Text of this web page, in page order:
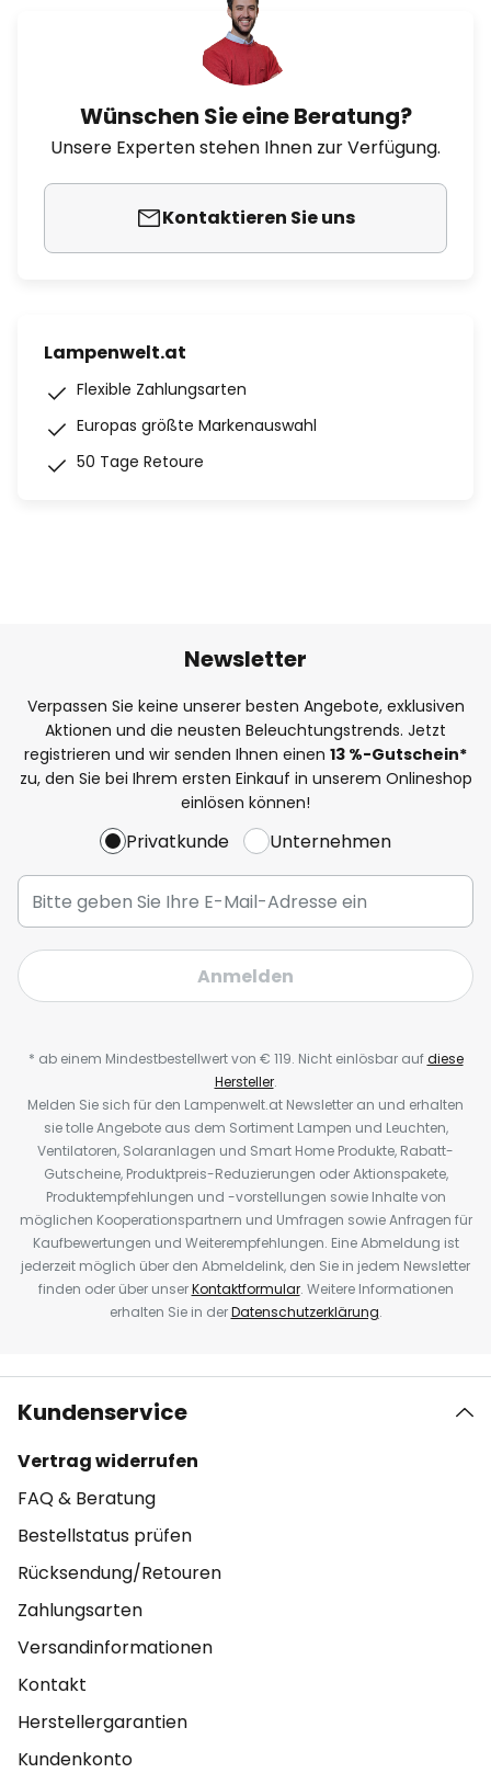
Wünschen Sie eine Beratung?
Unsere Experten stehen Ihnen zur Verfügung.
Kontaktieren Sie uns
Lampenwelt.at
Flexible Zahlungsarten
Europas größte Markenauswahl
50 Tage Retoure
Newsletter
Verpassen Sie keine unserer besten Angebote, exklusiven
Aktionen und die neusten Beleuchtungstrends. Jetzt
registrieren und wir senden Ihnen einen 13 %-Gutschein*
zu, den Sie bei Ihrem ersten Einkauf in unserem Onlineshop
einlösen können!
Privatkunde Unternehmen
Anmelden
* ab einem Mindestbestellwert von € 119. Nicht einlösbar aufdiese
Hersteller.
Melden Sie sich für den Lampenwelt.at Newsletter an und erhalten
sie tolle Angebote aus dem Sortiment Lampen und Leuchten,
Ventilatoren, Solaranlagen und Smart Home Produkte, Rabatt-
Gutscheine, Produktpreis-Reduzierungen oder Aktionspakete,
Produktempfehlungen und -vorstellungen sowie Inhalte von
möglichen Kooperationspartnern und Umfragen sowie Anfragen für
Kaufbewertungen und Weiterempfehlungen. Eine Abmeldung ist
jederzeit möglich über den Abmeldelink, den Sie in jedem Newsletter
finden oder über unserKontaktformular. Weitere Informationen
erhalten Sie in derDatenschutzerklärung.
Kundenservice
Vertrag widerrufen
FAQ & Beratung
Bestellstatus prüfen
Rücksendung/Retouren
Zahlungsarten
Versandinformationen
Kontakt
Herstellergarantien
Kundenkonto